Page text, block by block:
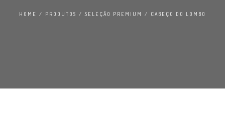
HOME / PRODUTOS / SELEÇÃO PREMIUM / CABEÇO DO LOMBO